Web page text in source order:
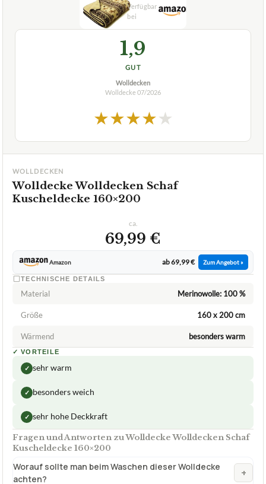
1,9
GUT
Wolldecken
Wolldecke 07/2026
★★★★★
WOLLDECKEN
Wolldecke Wolldecken Schaf
Kuscheldecke 160×200
ca.
69,99 €
Amazon ab 69,99 € Zum Angebot »
TECHNISCHE DETAILS
Material Merinowolle: 100 %
Größe 160 x 200 cm
Wärmend besonders warm
✓ VORTEILE
✓ sehr warm
✓ besonders weich
✓ sehr hohe Deckkraft
Fragen und Antworten zu Wolldecke Wolldecken Schaf
Kuscheldecke 160×200
Worauf sollte man beim Waschen dieser Wolldecke
achten?
+